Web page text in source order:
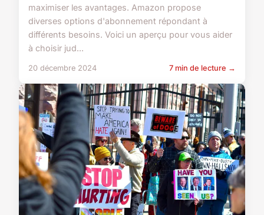
maximiser les avantages. Amazon propose
diverses options d'abonnement répondant à
différents besoins. Voici un aperçu pour vous aider
à choisir jud...
20 décembre 2024 7 min de lecture →